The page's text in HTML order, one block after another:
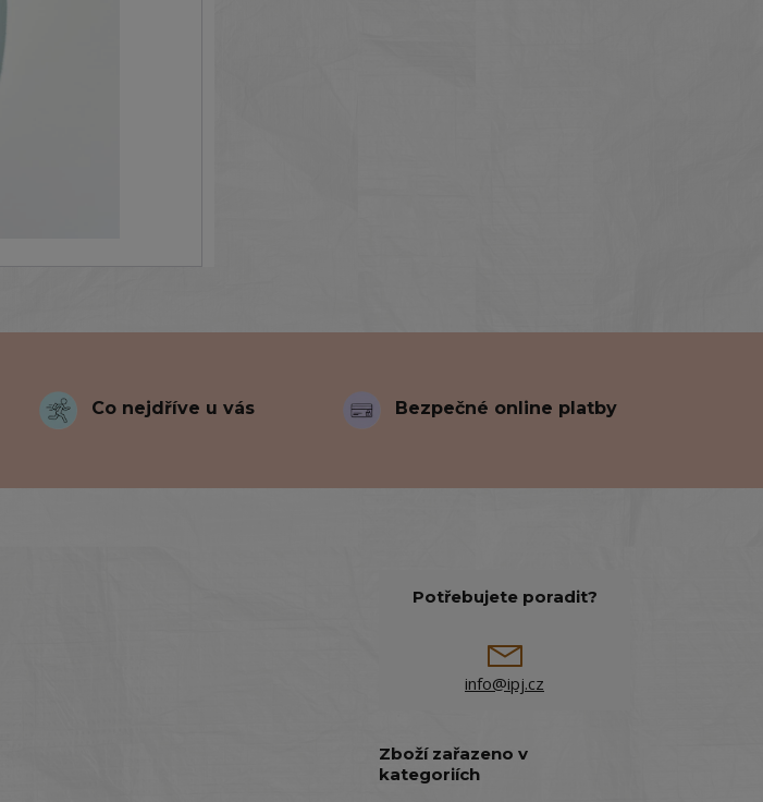
Co nejdříve u vás Bezpečné online platby
Potřebujete poradit?
info@ipj.cz
Zboží zařazeno v
kategoriích